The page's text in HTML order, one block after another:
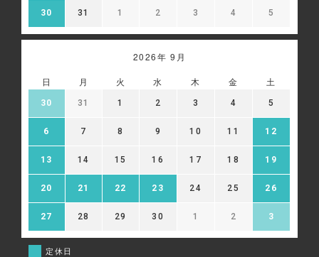
30 31 1 2 3 4 5
2026年 9月
日 月 火 水 木 金 土
30 31 1 2 3 4 5
6 7 8 9 10 11 12
13 14 15 16 17 18 19
20 21 22 23 24 25 26
27 28 29 30 1 2 3
定休日